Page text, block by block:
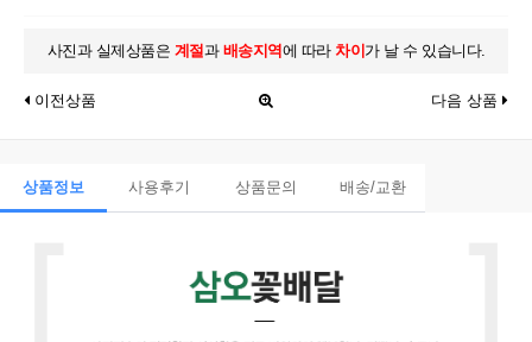
사진과 실제상품은 계절과 배송지역에 따라 차이 가 날 수 있습니다.
이전상품 다음 상품
상품정보 사용후기 상품문의 배송/교환